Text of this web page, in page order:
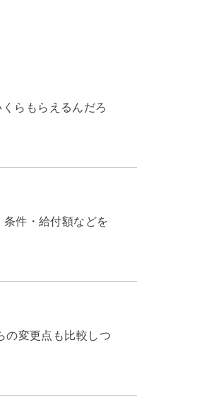
らもらえるんだろ
件・給付額などを
の変更点も比較しつ